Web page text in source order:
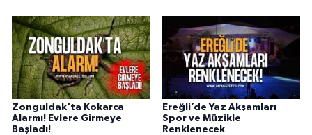
Zonguldak'ta Kokarca
Alarmı! Evlere Girmeye
Başladı!
Ereğli’de Yaz Akşamları
Spor ve Müzikle
Renklenecek